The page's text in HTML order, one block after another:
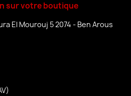
sur votre boutique
El Mourouj 5 2074 - Ben Arous